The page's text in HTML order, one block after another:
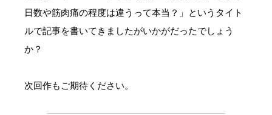
日数や筋肉痛の程度は違うって本当？」というタイト
ルで記事を書いてきましたがいかがだったでしょう
か？
次回作もご期待ください。